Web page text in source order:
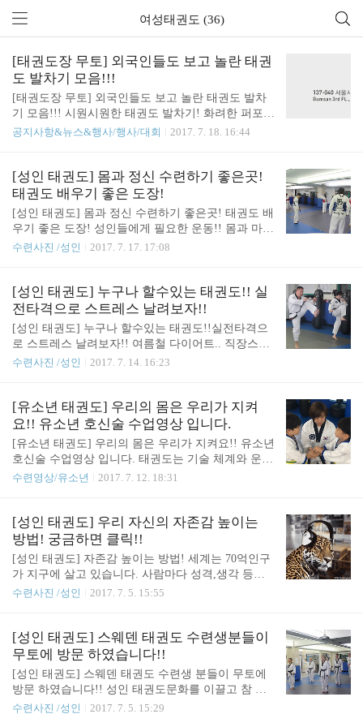
여성태권도 (36)
[태권도장 무토] 외국인들도 보고 놀란 태권
도 발차기 모음!!!
[태권도장 무토] 외국인들도 보고 놀란 태권도 발차
기 모음!!! 시원시원한 태권도 발차기! 화려한 퍼포먼
스! 우리의 전통 무술인 태권도 입니다. 남녀노소 누
공지사항&뉴스&행사/행사/대회 2017. 7. 18. 16:44
[성인 태권도] 몸과 정신 수련하기 좋은곳!
태권도 배우기 좋은 도장!
[성인 태권도] 몸과 정신 수련하기 좋은곳! 태권도 배
우기 좋은 도장! 성인들에게 필요한 운동!! 몸과 마음
의 밸런스 잡아주고 지친 삶에 활력을 불어 넣을수
수련사진 /성인 2017. 7. 17. 17:08
[성인 태권도] 누구나 할수있는 태권도!! 실
전타격으로 스트레스 날려보자!!
[성인 태권도] 누구나 할수있는 태권도!!실전타격으
로 스트레스 날려보자!! 여름철 다이어트.. 직장스트
레스.. 삶의 무기력함.. 모든걸 한번에 해결 할수있는
수련사진 /성인 2017. 7. 14. 16:23
[유소년 태권도] 우리의 몸은 우리가 지켜
요!! 유소년 호신술 수업영상 입니다.
[유소년 태권도] 우리의 몸은 우리가 지켜요!! 유소년
호신술 수업영상 입니다. 태권도는 기술 체계와 운동
형태는 각 분절을 좌우 균형있게 구사하도록 만들어
닌 참 태권도!!
수련영상/유소년 2017. 7. 12. 18:31
[성인 태권도] 우리 자신의 자존감 높이는
방법! 궁금하면 클릭!!
[성인 태권도] 자존감 높이는 방법! 세계는 70억인구
가 지구에 살고 있습니다. 사람마다 성격,생각 등등
다양한 사람들이 살고 있습니다. 살다보면 나랑 맞는
아닙니다. 내가 틀리다고 생각 하는 순간, 불행이 시
작됩니다. 불행해지면 자존감도 떨어지고 인정받지
못한다는 생각도 들수 있어서, 이때는 자기 자신에게
이야기하는 겁니다! '아 그럴수도 있겠구나~' 라고 인
정하는 순간 마음이 편안해 질 것입니다. 이 처럼 살
면서 우리의 자기 스스로를 존중을 해줄 수 있는 말
수련사진 /성인 2017. 7. 5. 15:55
[성인 태권도] 스웨덴 태권도 수련생분들이
무토에 방문 하였습니다!!
[성인 태권도] 스웨덴 태권도 수련생 분들이 무토에
방문 하였습니다!! 성인 태권도문화를 이끌고 참 태
권도를 실현하고 있는 무토 도장에 스웨덴 수련생분
수련사진 /성인 2017. 7. 5. 15:29